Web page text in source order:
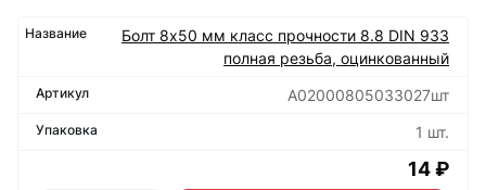
Болт 8х50 мм класс прочности 8.8 DIN 933
полная резьба, оцинкованный
А02000805033027шт
1 шт.
14 ₽